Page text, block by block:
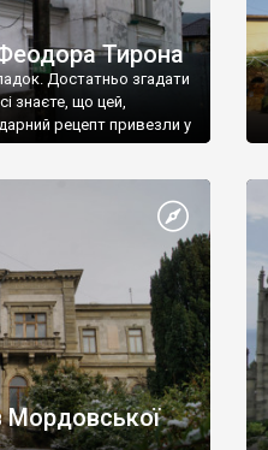
Тирона
Достатньо згадати
знаєте, що цей,
рецепт привезли у
Мордовської